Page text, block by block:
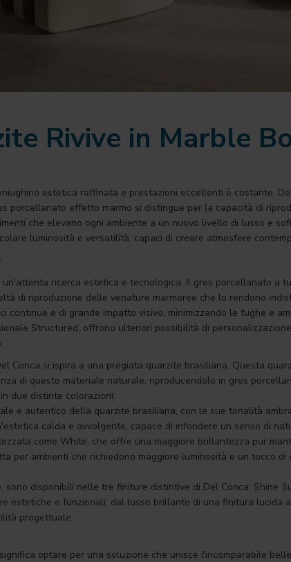
Rivive in Marble
estetica raffinata e prestazioni eccellenti è costante.
porcellanato effetto marmo si distingue per la capacità di
che elevano ogni ambiente a un nuovo livello di lusso e
luminosità e versatilità, capaci di creare atmosfere
ricerca estetica e tecnologica. Il gres porcellanato a
di riproduzione delle venature marmoree che lo rendono
continue e di grande impatto visivo, minimizzando le fughe e
Structured, offrono ulteriori possibilità di
Conca si ispira a una pregiata quarzite brasiliana. Questa
di questo materiale naturale, riproducendolo in gres
due distinte colorazioni:
e autentico della quarzite brasiliana, con le sue tonalità
calda e avvolgente, capace di infondere un senso di
come White, che offre una maggiore brillantezza pur
per ambienti che richiedono maggiore luminosità e un tocco
disponibili nelle tre finiture distintive di Del Conca: Shine
estetiche e funzionali, dal lusso brillante di una finitura
progettuale.
optare per una soluzione che unisce l'incomparabile